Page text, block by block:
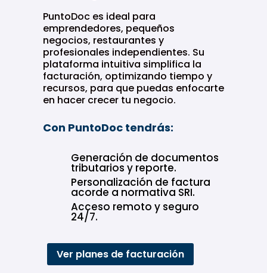
PuntoDoc es ideal para
emprendedores, pequeños
negocios, restaurantes y
profesionales independientes. Su
plataforma intuitiva simplifica la
facturación, optimizando tiempo y
recursos, para que puedas enfocarte
en hacer crecer tu negocio.
Con PuntoDoc tendrás:
Generación de documentos
tributarios y reporte.
Personalización de factura
acorde a normativa SRI.
Acceso remoto y seguro
24/7.
Ver planes de facturación